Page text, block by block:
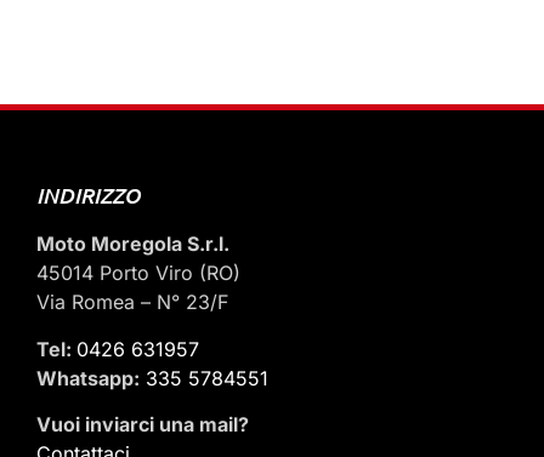
INDIRIZZO
Moto Moregola S.r.l.
45014 Porto Viro (RO)
Via Romea – N° 23/F
Tel: 0426 631957
Whatsapp: 335 5784551
Vuoi inviarci una mail?